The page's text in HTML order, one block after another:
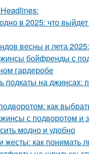
в 2025: что
весны и лета
бойфренды с
гардеробе
подкаты на джинсах:
как
с подворотом и
модно и удобно
жесты: как понимать